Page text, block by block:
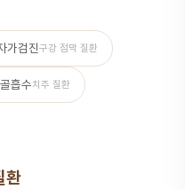
가검진구강 점막 질환
흡수치주 질환
환